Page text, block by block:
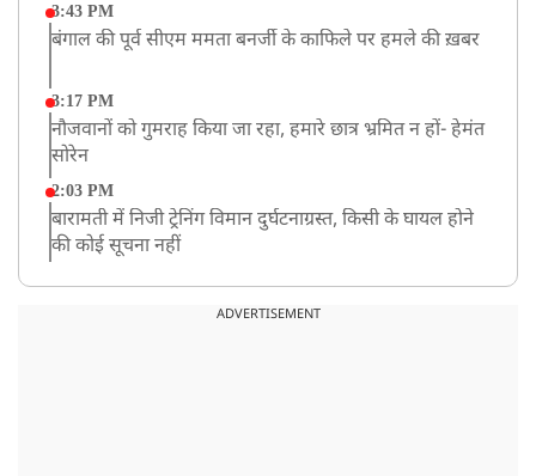
3:43 PM
बंगाल की पूर्व सीएम ममता बनर्जी के काफिले पर हमले की ख़बर
3:17 PM
नौजवानों को गुमराह किया जा रहा, हमारे छात्र भ्रमित न हों- हेमंत
सोरेन
2:03 PM
बारामती में निजी ट्रेनिंग विमान दुर्घटनाग्रस्त, किसी के घायल होने
की कोई सूचना नहीं
JPSC परीक्षा विवाद: अनशन पर बैठे छात्र नेता देवेंद्र महतो की
ADVERTISEMENT